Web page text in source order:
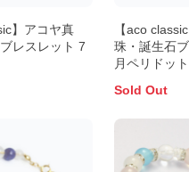
】アコヤ真
レスレット 7
【aco
珠・誕生石
月ペリドット
Sold Out